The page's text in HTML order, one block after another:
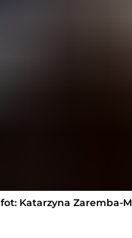
fot: Katarzyna Zaremba-